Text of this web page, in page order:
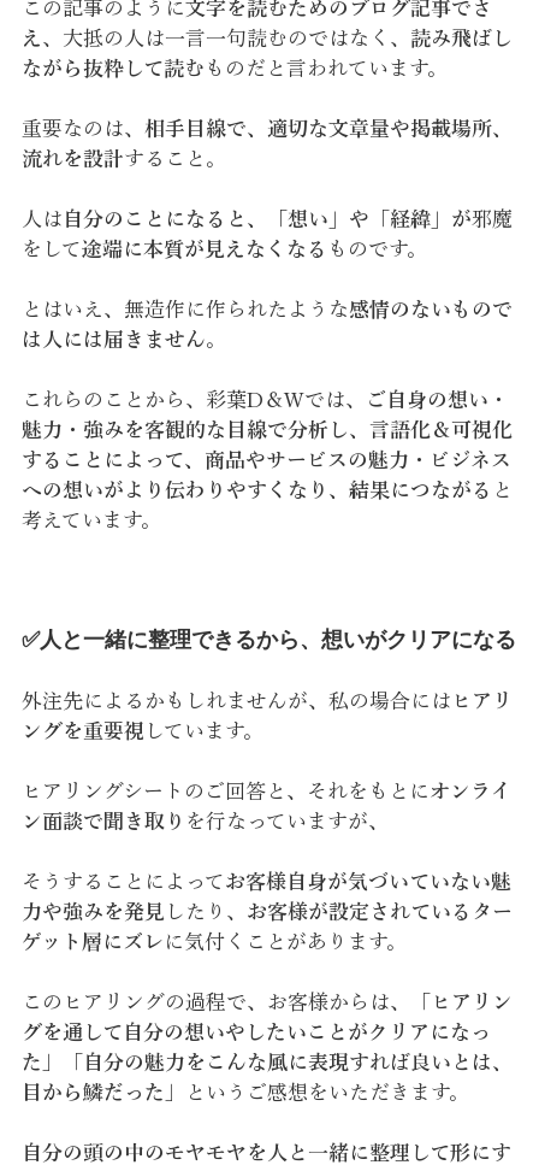
この記事のように文字を読むためのブログ記事でさ
え 、大抵の人は一言一句読むのではなく、 読み飛ばし
ながら抜粋して読む ものだと言われています。
重要なのは、 相手目線で、適切な文章量や掲載場所、
流れを設計すること。
人は 自分のことになると、「想い」や「経緯」が邪魔
をして途端に本質が見えなくなる ものです。
とはいえ、無造作に作られたような感情のないもので
は人には届きません。
これらのことから、彩葉D＆Wでは、
ご自身の想い・
魅力・強みを客観的な目線で分析し、言語化＆可視化
することによって、商品やサービスの魅力・ビジネス
への想いがより伝わりやすくなり、結果につながる と
考えています。
✅人と一緒に整理できるから、想いがクリアになる
外注先によるかもしれませんが、私の場合には ヒアリ
ングを重要視 しています。
ヒアリングシートのご回答と、それをもとに オンライ
ン面談で聞き取り を行なっていますが、
そうすることによってお客様自身が気づいていない魅
力や強みを発見 したり、 お客様が設定されているター
ゲット層にズレ に気付くことがあります。
このヒアリングの過程で、お客様からは、「
ヒアリン
グを通して自分の想いやしたいことがクリアになっ
た
自分の魅力をこんな風に表現すれば良いとは、
目から鱗だった
」というご感想をいただきます。
自分の頭の中のモヤモヤを人と一緒に整理して形にす